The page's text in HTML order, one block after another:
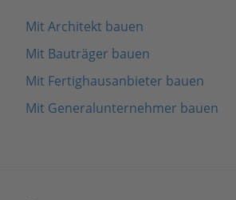
Mit Architekt bauen
Mit Bauträger bauen
Mit Fertighausanbieter bauen
Mit Generalunternehmer bauen